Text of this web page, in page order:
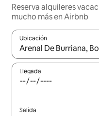
Reserva alquileres
mucho más en Airbnb
Ubicación
Cuando los resultados
Llegada
Salida